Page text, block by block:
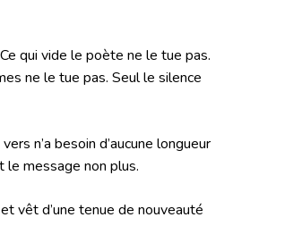
qui vide le poète ne le tue pas.
ne le tue pas. Seul le silence
n’a besoin d’aucune longueur
le message non plus.
vêt d’une tenue de nouveauté